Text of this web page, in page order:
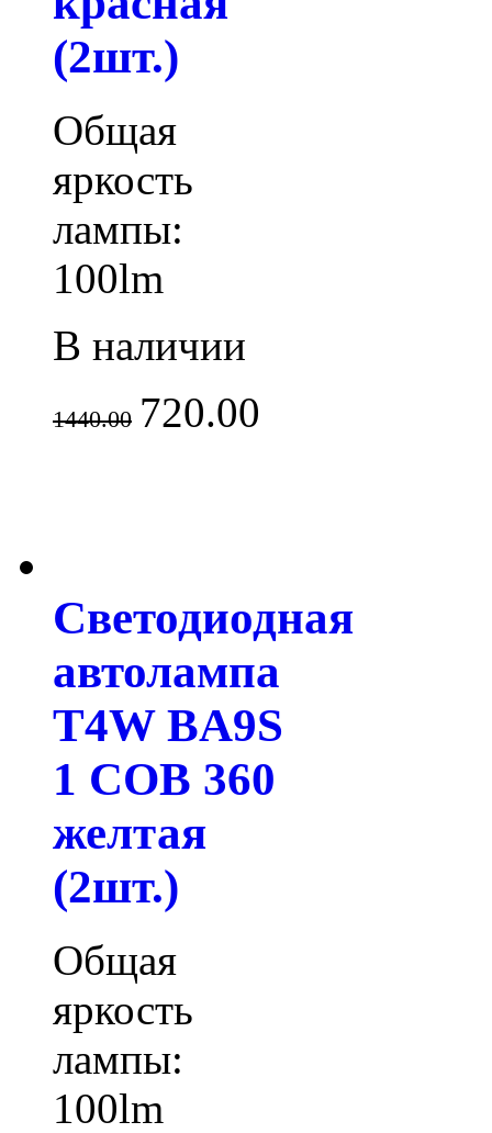
(2шт.)
Общая
яркость
лампы:
100lm
В наличии
1440.00 720.00
Светодиодная
автолампа
T4W BA9S
1 COB 360
желтая
(2шт.)
Общая
яркость
лампы:
100lm